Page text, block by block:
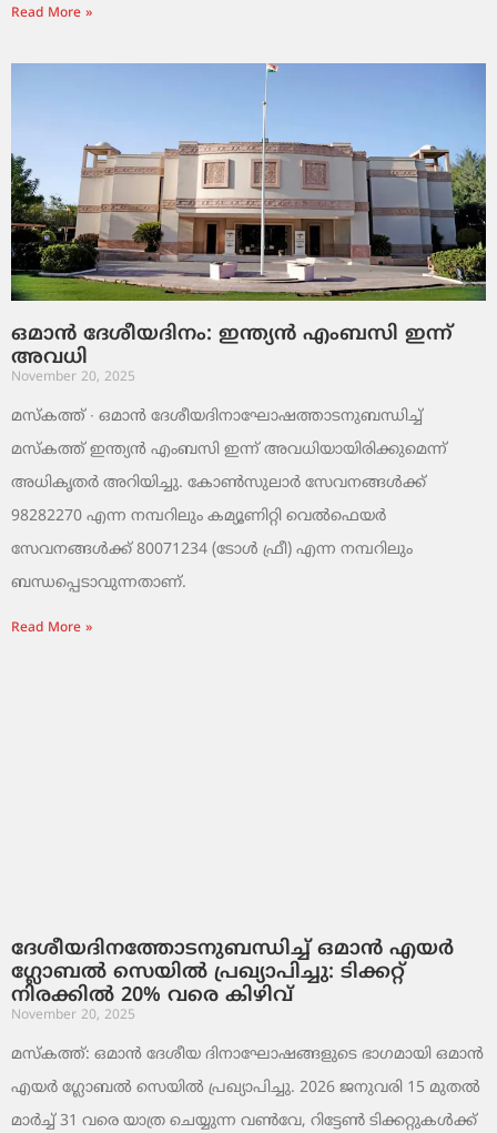
Read More »
ഒമാൻ ദേശീയദിനം: ഇന്ത്യൻ എംബസി ഇന്ന്
അവധി
November 20, 2025
മസ്‌കത്ത് ∙ ഒമാൻ ദേശീയദിനാഘോഷത്താടനുബന്ധിച്ച്
മസ്‌കത്ത് ഇന്ത്യൻ എംബസി ഇന്ന് അവധിയായിരിക്കുമെന്ന്
അധികൃതർ അറിയിച്ചു. കോൺസുലാർ സേവനങ്ങൾക്ക്
98282270 എന്ന നമ്പറിലും കമ്യൂണിറ്റി വെൽഫെയർ
സേവനങ്ങൾക്ക് 80071234 (ടോൾ ഫ്രീ) എന്ന നമ്പറിലും
ബന്ധപ്പെടാവുന്നതാണ്.
Read More »
ദേശീയദിനത്തോടനുബന്ധിച്ച് ഒമാൻ എയർ
ഗ്ലോബൽ സെയിൽ പ്രഖ്യാപിച്ചു: ടിക്കറ്റ്
നിരക്കിൽ 20% വരെ കിഴിവ്
November 20, 2025
മസ്‌കത്ത്: ഒമാൻ ദേശീയ ദിനാഘോഷങ്ങളുടെ ഭാഗമായി ഒമാൻ
എയർ ഗ്ലോബൽ സെയിൽ പ്രഖ്യാപിച്ചു. 2026 ജനുവരി 15 മുതൽ
മാർച്ച് 31 വരെ യാത്ര ചെയ്യുന്ന വൺവേ, റിട്ടേൺ ടിക്കറ്റുകൾക്ക്